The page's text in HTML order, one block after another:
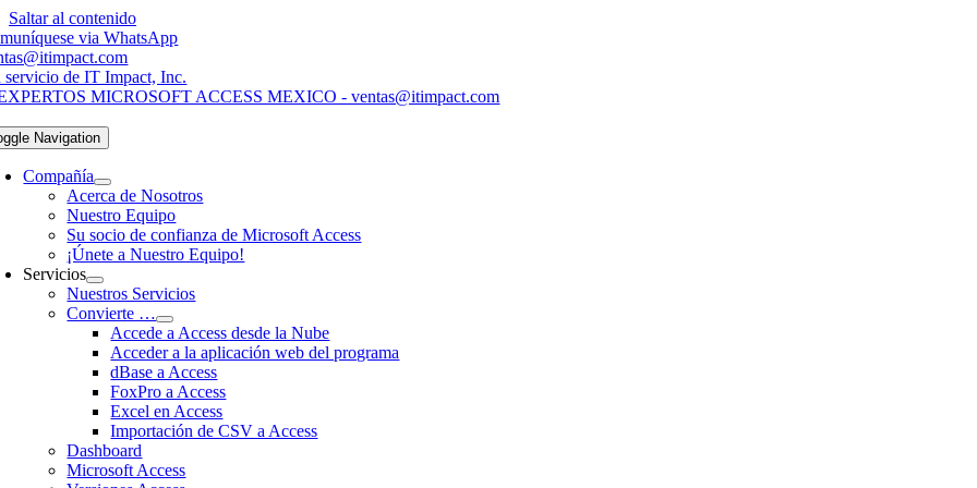
Saltar al contenido
via WhatsApp
servicio de IT Impact, Inc.
Navigation
Compañía
Acerca de Nosotros
Nuestro Equipo
Su socio de confianza de Microsoft Access
¡Únete a Nuestro Equipo!
Servicios
Nuestros Servicios
Convierte …
Accede a Access desde la Nube
Acceder a la aplicación web del programa
dBase a Access
FoxPro a Access
Excel en Access
Importación de CSV a Access
Dashboard
Microsoft Access